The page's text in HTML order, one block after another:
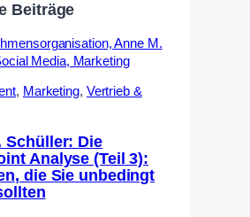
Beiträge
, Marketing, Vertrieb &
Schüller: Die
Analyse (Teil 3):
die Sie unbedingt